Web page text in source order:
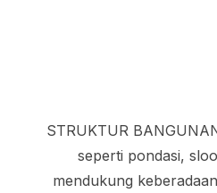
STRUKTUR
seperti pondasi,
mendukung